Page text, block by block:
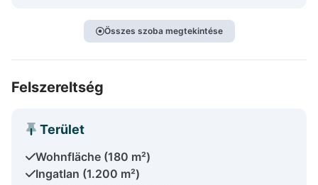
Összes szoba megtekintése
Felszereltség
Terület
Wohnfläche (180 m²)
Ingatlan (1.200 m²)